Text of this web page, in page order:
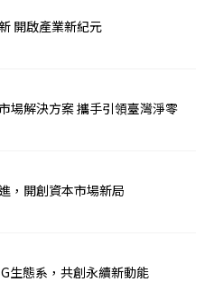
為科技注入創新 開啟產業新紀元
場解決方案 攜手引領臺灣淨零
，開創資本市場新局
生態系，共創永續新動能